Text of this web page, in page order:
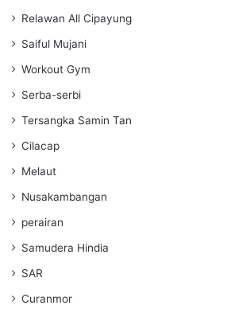
Relawan All Cipayung
Saiful Mujani
Workout Gym
Serba-serbi
Tersangka Samin Tan
Cilacap
Melaut
Nusakambangan
perairan
Samudera Hindia
SAR
Curanmor